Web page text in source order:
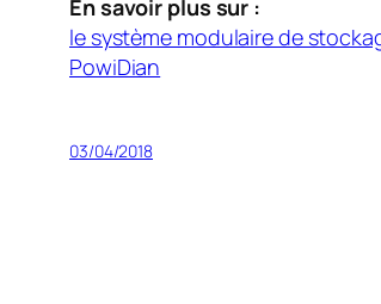
En savoir plus sur :
le système modulaire de
PowiDian
03/04/2018